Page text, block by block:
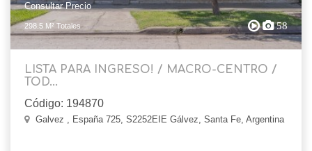
Consultar Precio
298.5 M² Totales 58
LISTA PARA INGRESO! / MACRO-CENTRO /
TOD...
Código: 194870
Galvez , España 725, S2252EIE Gálvez, Santa Fe, Argentina